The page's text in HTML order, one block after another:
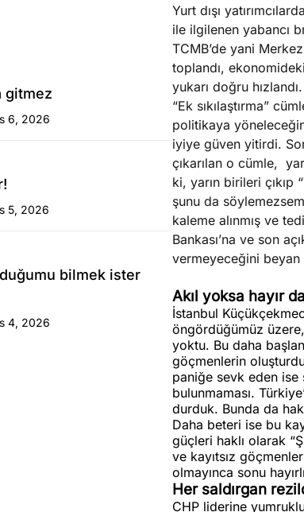
Köşe
gitmez
6, 2026
5, 2026
bilmek ister
4, 2026
Yurt dışı
ile ilgilenen yabancı
TCMB’de yani
toplandı,
yukarı doğru
“Ek sıkılaştırma”
politikaya
iyiye güven yitirdi.
çıkarılan o cümle,
ki, yarın birileri çıkıp
şunu da
kaleme alınmış ve
Bankası’na ve son
vermeyeceğini beyan
Akıl yoksa hayır
İstanbul
öngördüğümüz
yoktu. Bu daha
göçmenlerin
paniğe sevk eden ise
bulunmaması.
durduk. Bunda da
Daha beteri ise bu
güçleri haklı olarak
ve kayıtsız
olmayınca sonu
Her saldırgan
CHP liderine